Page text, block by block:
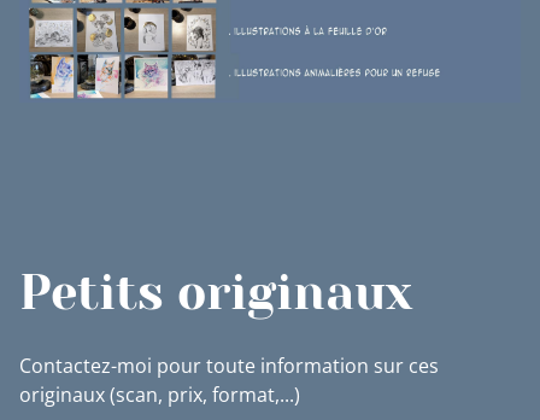
Petits originaux
Contactez-moi pour toute information sur ces
originaux (scan, prix, format,...)